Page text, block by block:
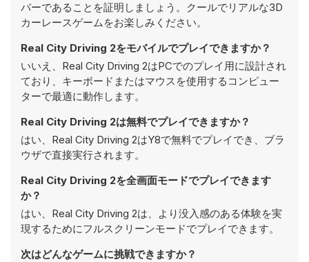
バーであることを証明しましょう。クールでリアルな3D
カーレースゲームをお楽しみください。
Real City Driving 2をモバイルでプレイできますか？
いいえ、Real City Driving 2はPCでのプレイ用に設計され
ており、キーボードまたはマウスを使用するコンピュー
ターで最適に動作します。
Real City Driving 2は無料でプレイできますか？
はい、Real City Driving 2はY8で無料でプレイでき、ブラ
ウザで直接実行されます。
Real City Driving 2を全画面モードでプレイできます
か？
はい、Real City Driving 2は、より没入感のある体験を実
現するためにフルスクリーンモードでプレイできます。
次はどんなゲームに挑戦できますか？